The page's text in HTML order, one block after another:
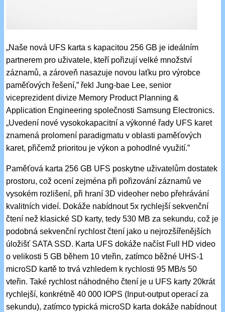
„Naše nová UFS karta s kapacitou 256 GB je ideálním
partnerem pro uživatele, kteří pořizují velké množství
záznamů, a zároveň nasazuje novou laťku pro výrobce
paměťových řešení,” řekl Jung-bae Lee, senior
viceprezident divize Memory Product Planning &
Application Engineering společnosti Samsung Electronics.
„Uvedení nové vysokokapacitní a výkonné řady UFS karet
znamená prolomení paradigmatu v oblasti paměťových
karet, přičemž prioritou je výkon a pohodlné využití.”
Paměťová karta 256 GB UFS poskytne uživatelům dostatek
prostoru, což ocení zejména při pořizování záznamů ve
vysokém rozlišení, při hraní 3D videoher nebo přehrávání
kvalitních videí. Dokáže nabídnout 5x rychlejší sekvenční
čtení než klasické SD karty, tedy 530 MB za sekundu, což je
podobná sekvenční rychlost čtení jako u nejrozšířenějších
úložišť SATA SSD. Karta UFS dokáže načíst Full HD video
o velikosti 5 GB během 10 vteřin, zatímco běžné UHS-1
microSD kartě to trvá vzhledem k rychlosti 95 MB/s 50
vteřin. Také rychlost náhodného čtení je u UFS karty 20krát
rychlejší, konkrétně 40 000 IOPS (Input-output operací za
sekundu), zatímco typická microSD karta dokáže nabídnout